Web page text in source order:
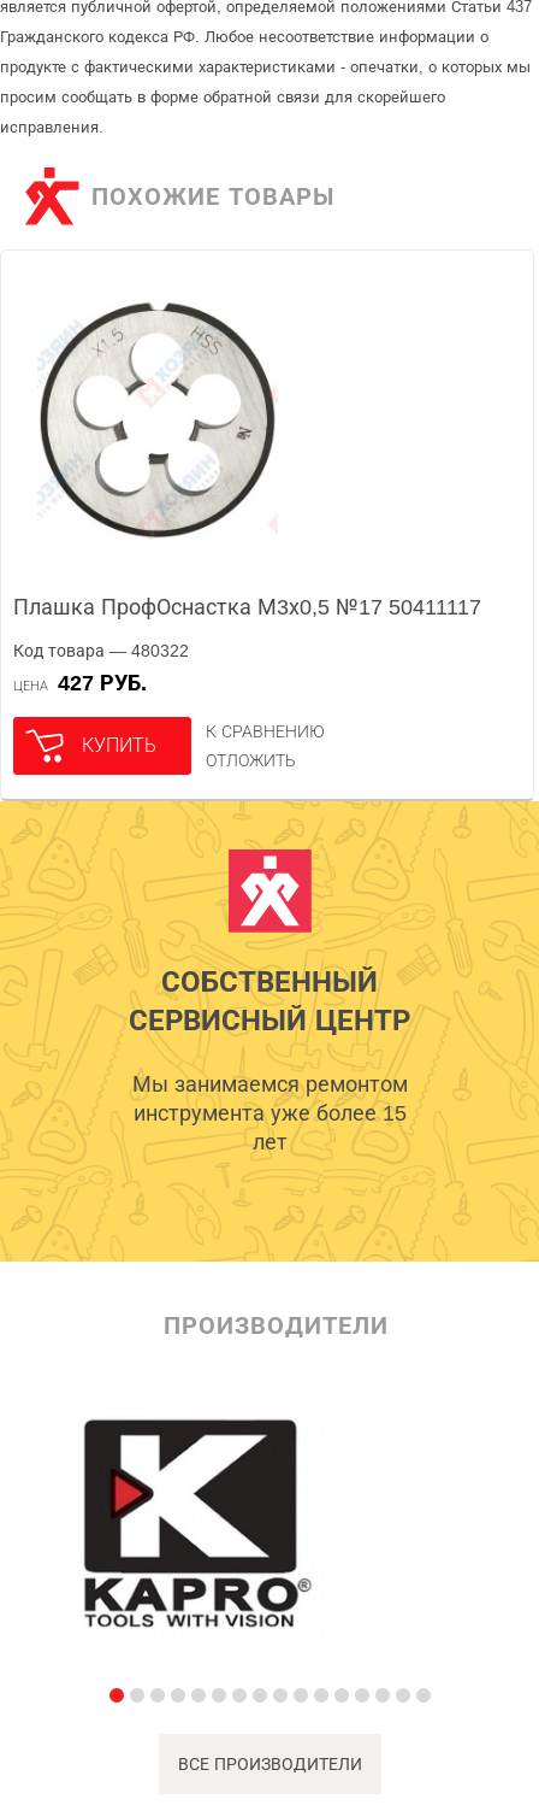
является публичной офертой, определяемой положениями Статьи 437
Гражданского кодекса РФ. Любое несоответствие информации о
продукте с фактическими характеристиками - опечатки, о которых мы
просим сообщать в форме обратной связи для скорейшего
исправления.
ПОХОЖИЕ ТОВАРЫ
Плашка ПрофОснастка М3х0,5 №17 50411117
Код товара — 480322
ЦЕНА 427 РУБ.
КУПИТЬ
К СРАВНЕНИЮ
ОТЛОЖИТЬ
СОБСТВЕННЫЙ
СЕРВИСНЫЙ ЦЕНТР
Мы занимаемся ремонтом
инструмента уже более 15
лет
ПРОИЗВОДИТЕЛИ
ВСЕ ПРОИЗВОДИТЕЛИ